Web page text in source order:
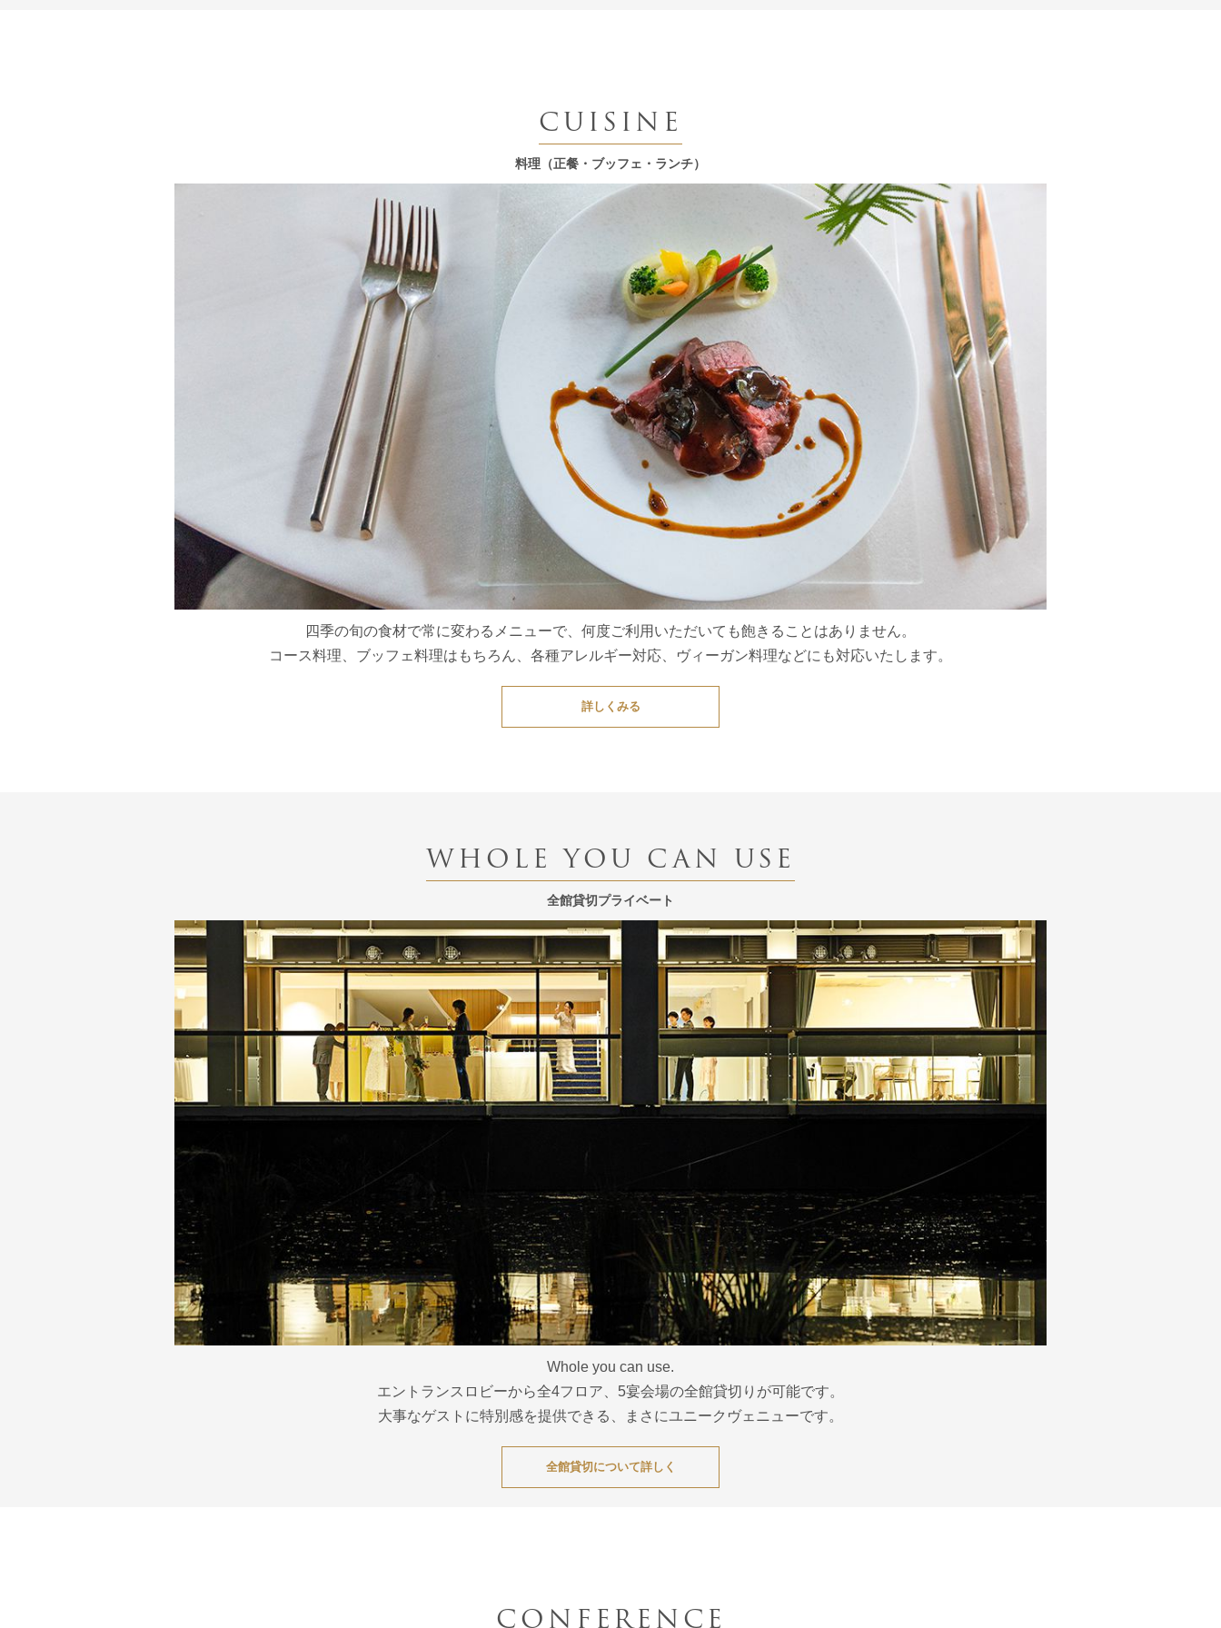
CUISINE
料理（正餐・ブッフェ・ランチ）
四季の旬の食材で常に変わるメニューで、何度ご利用いただいても飽きることはありません。
コース料理、ブッフェ料理はもちろん、各種アレルギー対応、ヴィーガン料理などにも対応いたします。
詳しくみる
WHOLE YOU CAN USE
全館貸切プライベート
Whole you can use.
エントランスロビーから全4フロア、5宴会場の全館貸切りが可能です。
大事なゲストに特別感を提供できる、まさにユニークヴェニューです。
全館貸切について詳しく
CONFERENCE